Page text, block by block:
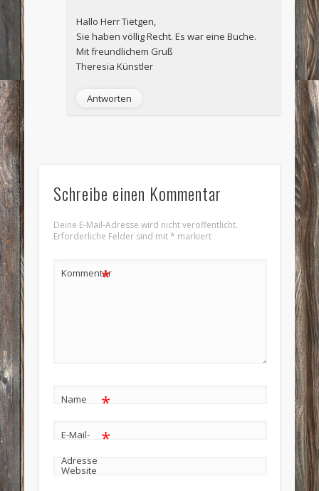
Hallo Herr Tietgen,
Sie haben völlig Recht. Es war eine Buche.
Mit freundlichem Gruß
Theresia Künstler
Antworten
Schreibe einen Kommentar
Deine E-Mail-Adresse wird nicht veröffentlicht.
Erforderliche Felder sind mit* markiert
Kommentar
*
Name *
E-Mail-
Adresse
*
Website